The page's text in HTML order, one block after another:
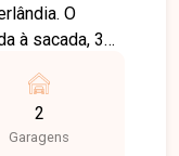
O
à sacada, 3
ilha e ótimo
área de
de 2 vagas
2
Garagens